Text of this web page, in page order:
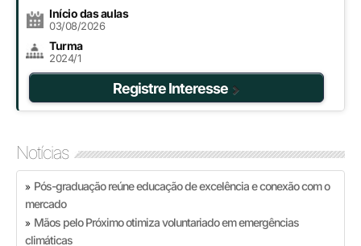
Início das aulas
03/08/2026
Turma
2024/1
Registre Interesse
Notícias
» Pós-graduação reúne educação de excelência e conexão com o
mercado
» Mãos pelo Próximo otimiza voluntariado em emergências
climáticas